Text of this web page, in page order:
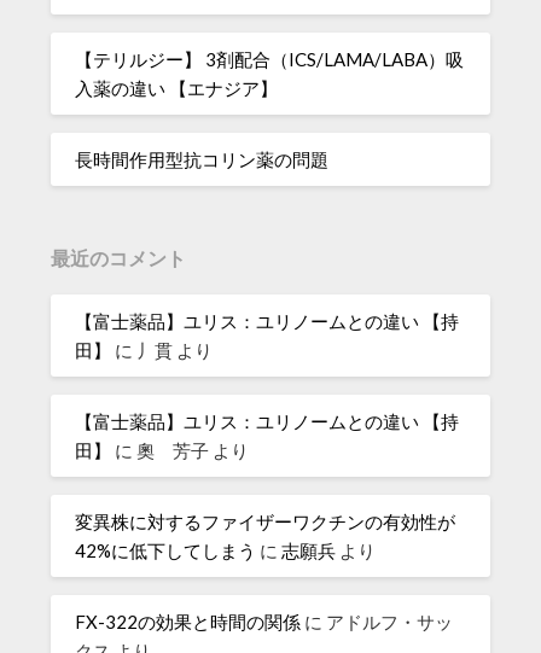
【テリルジー】 3剤配合（ICS/LAMA/LABA）吸
入薬の違い 【エナジア】
長時間作用型抗コリン薬の問題
最近のコメント
【富士薬品】ユリス：ユリノームとの違い 【持
田】
に 丿貫 より
【富士薬品】ユリス：ユリノームとの違い 【持
田】
に奧 芳子 より
変異株に対するファイザーワクチンの有効性が
42%に低下してしまう に志願兵 より
FX-322の効果と時間の関係 に アドルフ・サッ